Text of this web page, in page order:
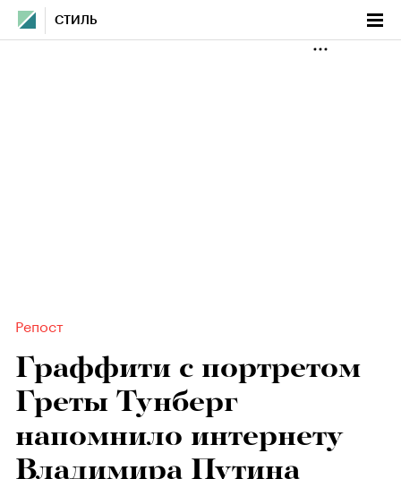
СТИЛЬ
Репост
Граффити с портретом
Греты Тунберг
напомнило интернету
Владимира Путина